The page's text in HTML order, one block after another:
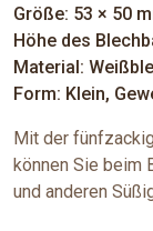
Größe: 53 × 50
Höhe des
Material:
Form: Klein,
Mit der
können Sie beim
und anderen